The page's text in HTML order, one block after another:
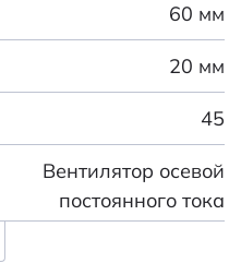
60 мм
20 мм
45
Вентилятор осевой
постоянного тока
серии RQD 6020